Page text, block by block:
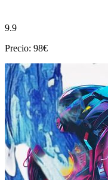
9.9
Precio: 98€